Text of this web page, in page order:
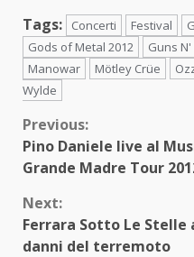
Tags:
Concerti Festival
Gods of Metal 2012
Guns
Manowar
Mötley Crüe
Wylde
Continue
Reading
Previous:
Pino Daniele live al
Grande Madre Tour
Next:
Ferrara Sotto Le
danni del terremoto